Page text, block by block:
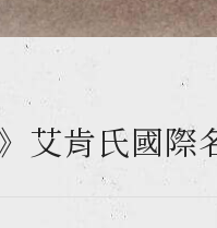
艾肯氏國際